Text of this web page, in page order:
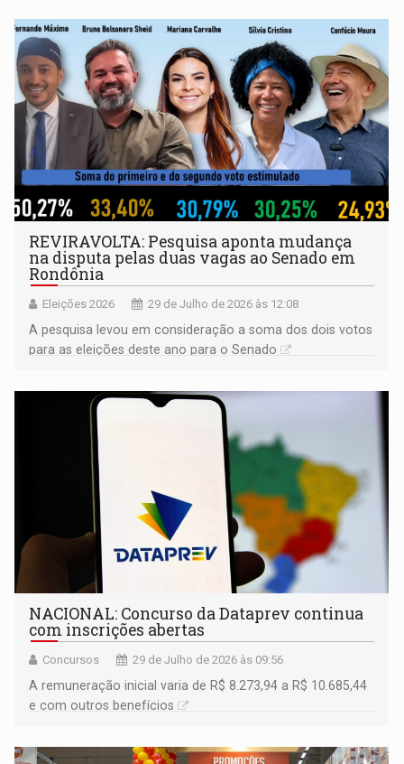
REVIRAVOLTA: Pesquisa aponta mudança
na disputa pelas duas vagas ao Senado em
Rondônia
Eleições 2026 29 de Julho de 2026 às 12:08
A pesquisa levou em consideração a soma dos dois votos
para as eleições deste ano para o Senado
NACIONAL: Concurso da Dataprev continua
com inscrições abertas
Concursos 29 de Julho de 2026 às 09:56
A remuneração inicial varia de R$ 8.273,94 a R$ 10.685,44
e com outros benefícios